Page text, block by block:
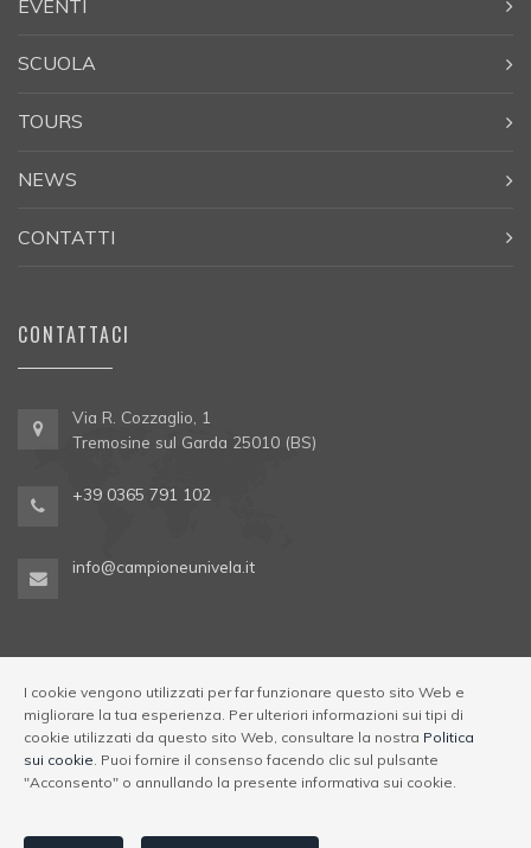
EVENTI
SCUOLA
TOURS
NEWS
CONTATTI
CONTATTACI
Via R. Cozzaglio, 1
Tremosine sul Garda 25010 (BS)
+39 0365 791 102
info@campioneunivela.it
© Univela Sailing Società Sportiva Dilettantistica a R.L. Codice
Regione 017189-OST-00001
Via R. Cozzaglio, 1,
25010 Tremosine sul Garda (BS)
I cookie vengono utilizzati per far funzionare questo sito Web e
migliorare la tua esperienza. Per ulteriori informazioni sui tipi di
cookie utilizzati da questo sito Web, consultare la nostra Politica
sui cookie. Puoi fornire il consenso facendo clic sul pulsante
"Acconsento" o annullando la presente informativa sui cookie.